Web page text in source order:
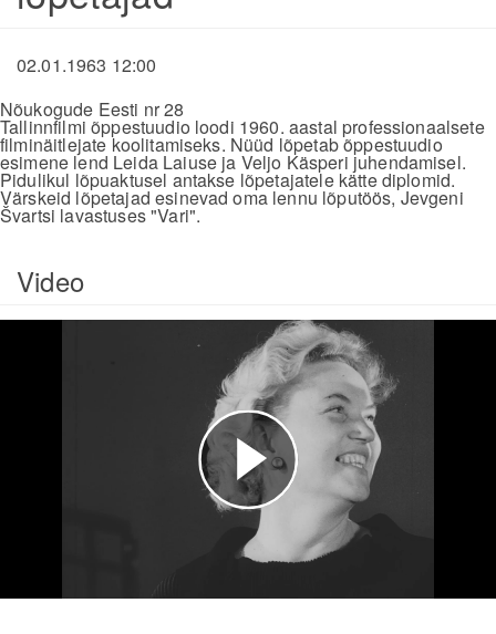
02.01.1963 12:00
Nõukogude Eesti nr 28
Tallinnfilmi õppestuudio loodi 1960. aastal professionaalsete
filminäitlejate koolitamiseks. Nüüd lõpetab õppestuudio
esimene lend Leida Laiuse ja Veljo Käsperi juhendamisel.
Pidulikul lõpuaktusel antakse lõpetajatele kätte diplomid.
Värskeid lõpetajad esinevad oma lennu lõputöös, Jevgeni
Švartsi lavastuses "Vari".
Video
Esita
video